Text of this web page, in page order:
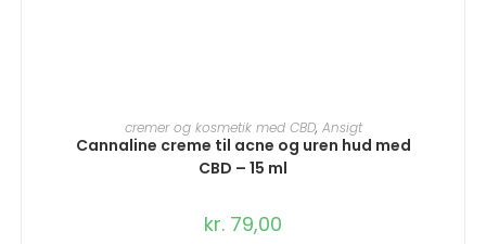
TILFØJ TIL KURV
cremer og kosmetik med CBD, Ansigt
Cannaline creme til acne og uren hud med
CBD – 15 ml
kr. 79,00